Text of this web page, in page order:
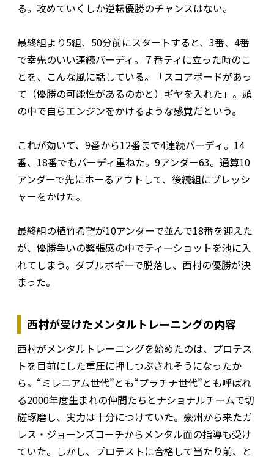
る。攻めていくしか逆転優勝のチャンスはない。
最終組より5組、50分前にスタートすると、3番、4番
で幸先のいい連続バーディ。７番ティに立った時のこ
とを、こんな風に話している。「スコアボードがあっ
て（優勝の可能性があるのかと）ギヤを入れた」。頭
の中で自らエンジンをかけるような感覚だという。
これが効いて、9番から12番まで4連続バーディ。14
番、18番でもバーディ重ねた。9アンダー63。通算10
アンダーで先にホーるアウトして、後続組にプレッシ
ャーをかけた。
最終組の植竹希望が10アンダーで並んで18番を迎えた
が、優勝争いの緊張感の中でティーショットを池に入
れてしまう。ダブルボギーで脱落し、西村の優勝が決
まった。
西村が受けたメンタルトレーニングの内容
西村がメンタルトレーニングを始めたのは、プロテス
トを目前にした重圧に押しつぶされそうになったか
ら。“ミレニアム世代”とも“プラチナ世代”とも呼ばれ
る2000年度生まれの仲間たちとナショナルチームで切
磋琢磨し、実力は十分につけていた。豪州から来たガ
レス・ジョーンズコーチからメンタル面の指導も受け
ていた。しかし、プロテストに合格して当たり前、と